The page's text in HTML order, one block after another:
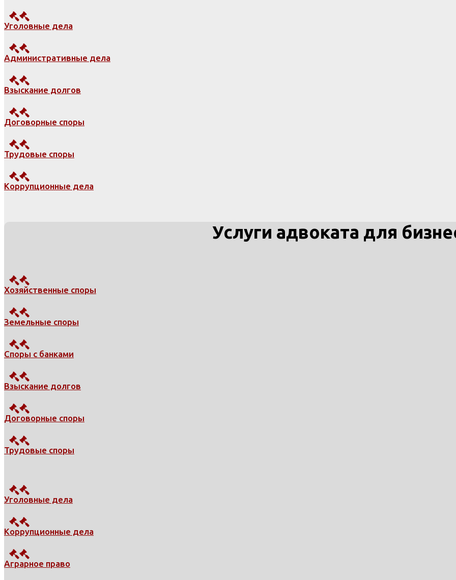
Уголовные дела
Административные дела
Взыскание долгов
Договорные споры
Трудовые споры
Коррупционные дела
Услуги адвоката для
Хозяйственные споры
Земельные споры
Споры с банками
Взыскание долгов
Договорные споры
Трудовые споры
Уголовные дела
Коррупционные дела
Аграрное право